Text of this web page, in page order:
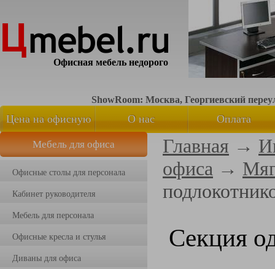
Офисная мебель недорого
ShowRoom: Москва, Георгиевский
Цена на офисную
мебель
О нас Оплата
Мебель для офиса
Офисные столы для персонала
Кабинет руководителя
Мебель для персонала
Офисные кресла и стулья
Диваны для офиса
Главная →
офиса →
Секция